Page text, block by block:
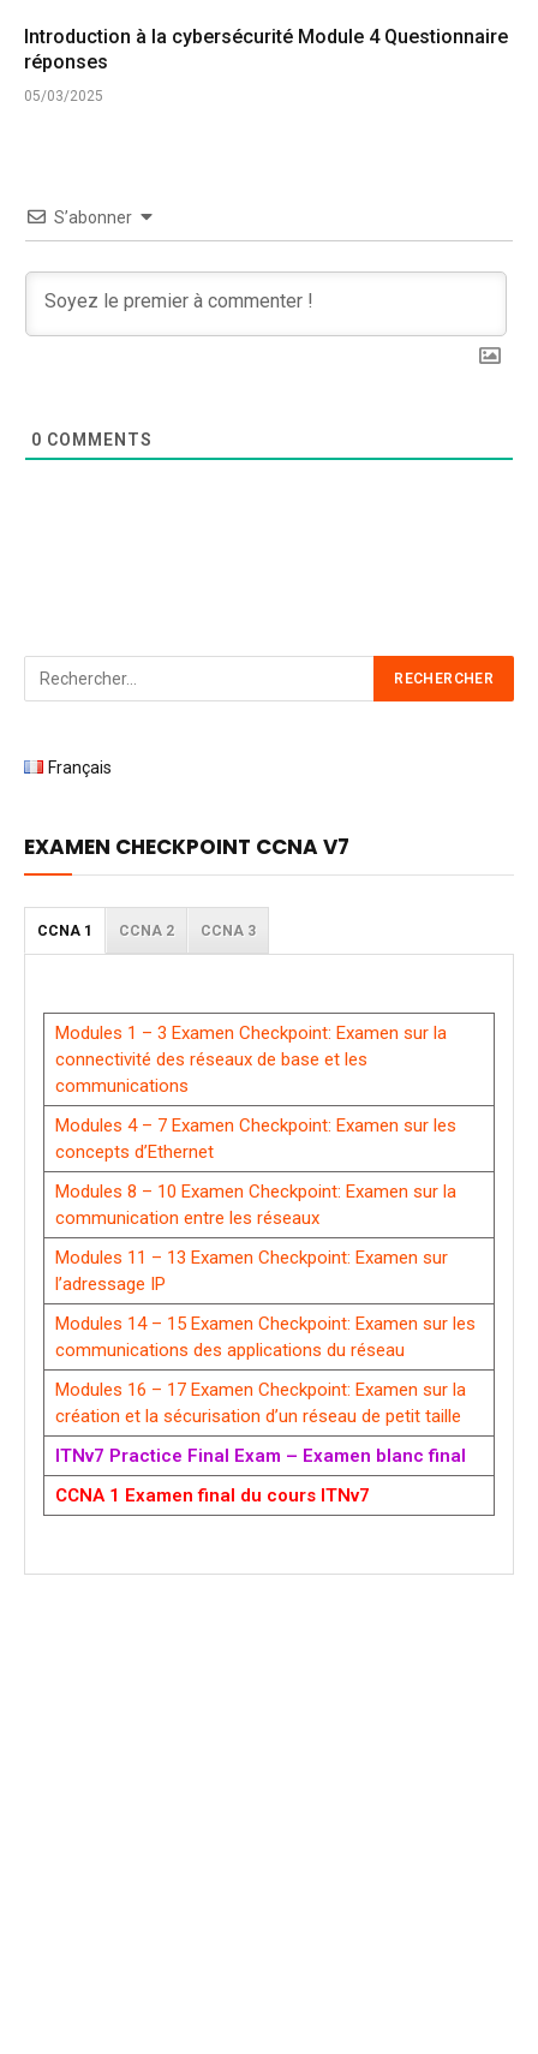
Introduction à la cybersécurité Module 4 Questionnaire
réponses
05/03/2025
S’abonner
0 COMMENTS
Français
EXAMEN CHECKPOINT CCNA V7
CCNA 1 CCNA 2 CCNA 3
Modules 1 – 3 Examen Checkpoint: Examen sur la
connectivité des réseaux de base et les
communications
Modules 4 – 7 Examen Checkpoint: Examen sur les
concepts d’Ethernet
Modules 8 – 10 Examen Checkpoint: Examen sur la
communication entre les réseaux
Modules 11 – 13 Examen Checkpoint: Examen sur
l’adressage IP
Modules 14 – 15 Examen Checkpoint: Examen sur les
communications des applications du réseau
Modules 16 – 17 Examen Checkpoint: Examen sur la
création et la sécurisation d’un réseau de petit taille
ITNv7 Practice Final Exam – Examen blanc final
CCNA 1 Examen final du cours ITNv7